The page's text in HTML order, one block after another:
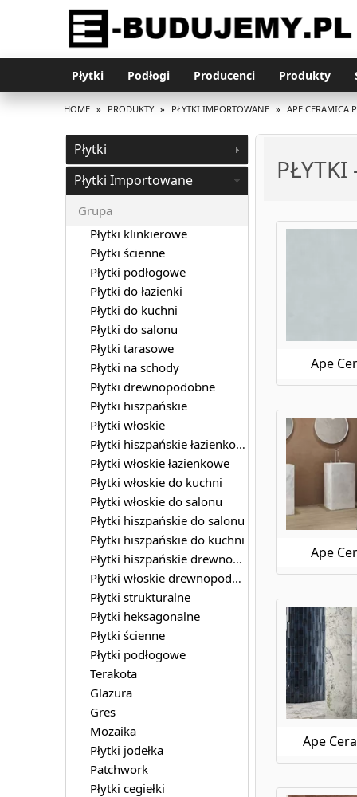
Płytki Podłogi Producenci Produkty
HOME » PRODUKTY » PŁYTKI IMPORTOWANE » APE CERAMICA
PŁYTKI
Ape
Ape
Ape
Płytki
Płytki Importowane
Grupa
Płytki klinkierowe
Płytki ścienne
Płytki podłogowe
Płytki do łazienki
Płytki do kuchni
Płytki do salonu
Płytki tarasowe
Płytki na schody
Płytki drewnopodobne
Płytki hiszpańskie
Płytki włoskie
Płytki hiszpańskie łazienkowe
Płytki włoskie łazienkowe
Płytki włoskie do kuchni
Płytki włoskie do salonu
Płytki hiszpańskie do salonu
Płytki hiszpańskie do kuchni
Płytki hiszpańskie drewnopodobne
Płytki włoskie drewnopodobne
Płytki strukturalne
Płytki heksagonalne
Płytki ścienne
Płytki podłogowe
Terakota
Glazura
Gres
Mozaika
Płytki jodełka
Patchwork
Płytki cegiełki